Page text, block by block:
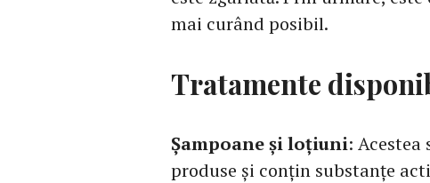
mai curând posibil.
Tratamente
Șampoane și loțiuni:
produse și conțin substanțe